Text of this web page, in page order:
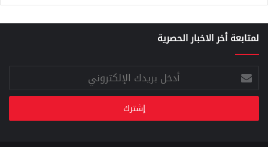
لمتابعة أخر الاخبار الحصرية
أدخل
بريدك
الإلكتروني